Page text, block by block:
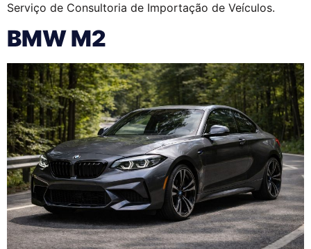
Serviço de Consultoria de Importação de Veículos.
BMW M2